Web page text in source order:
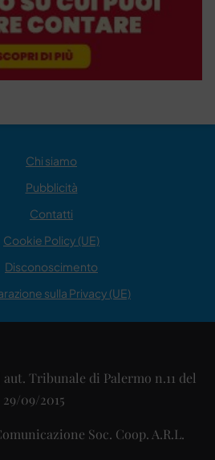
Chi siamo
Pubblicità
Contatti
Cookie Policy (UE)
Disconoscimento
sulla Privacy (UE)
Tribunale di Palermo n.11 del
29/09/2015
Soc. Coop. A.R.L.